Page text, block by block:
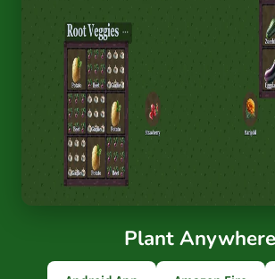
Plant Anywhere